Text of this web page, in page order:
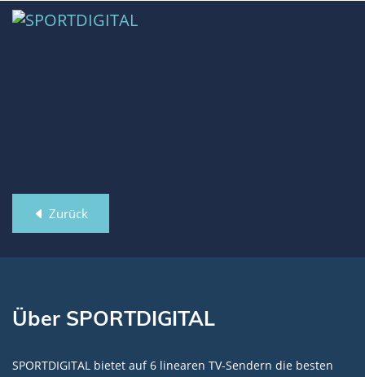
Zurück
Über SPORTDIGITAL
SPORTDIGITAL bietet auf 6 linearen TV-Sendern die besten